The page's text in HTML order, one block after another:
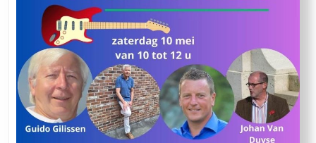
Koen
Kas
en
Evi
Van
den
Bossche